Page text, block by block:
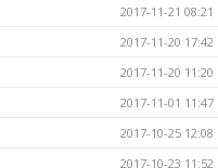
2017-11-21 08:21
2017-11-20 17:42
2017-11-20 11:20
2017-11-01 11:47
2017-10-25 12:08
2017-10-23 11:52